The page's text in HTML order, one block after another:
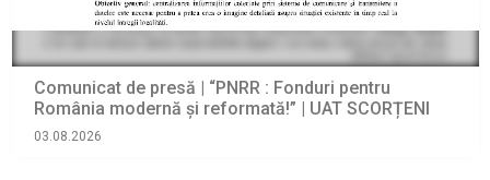
Comunicat de presă | “PNRR : Fonduri pentru
România modernă şi reformată!” | UAT SCORȚENI
03.08.2026